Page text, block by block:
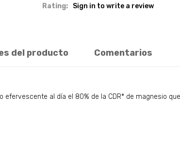
Rating: Sign in to write a review
del producto Comentarios
efervescente al día el 80% de la CDR* de magnesio